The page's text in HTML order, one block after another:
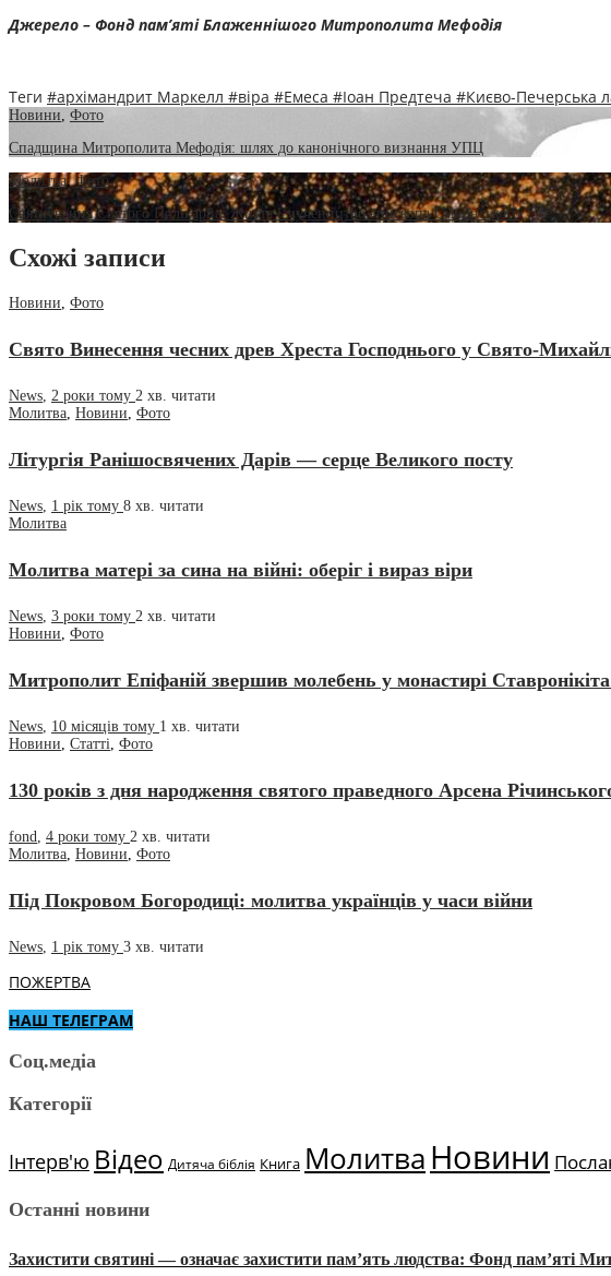
Джерело – Фонд пам’яті Блаженнішого Митрополита Мефодія
Теги #архімандрит Маркелл #віра #Емеса #Іоан Предтеча #Києво-Печерська
Новини Фото
Спадщина Митрополита Мефодія: шлях до канонічного визнання УПЦ
Молитва,Фото
Святкування Святого Полікарпа: Життя і мучеництво єпископа Смирнського
Схожі записи
Новини, Фото
Свято Винесення чесних древ Хреста Господнього у Свято-
News, 2 роки тому 2 хв. читати
Молитва, Новини, Фото
Літургія Ранішосвячених Дарів — серце Великого посту
News, 1 рік тому 8 хв. читати
Молитва
Молитва матері за сина на війні: оберіг і вираз віри
News, 3 роки тому 2 хв. читати
Новини, Фото
Митрополит Епіфаній звершив молебень у монастирі
News 10 місяців тому 1 хв. читати
Новини Статті Фото
130 років з дня народження святого праведного Арсена
fond 4 роки тому 2 хв. читати
Молитва Новини Фото
Під Покровом Богородиці: молитва українців у часи війни
News 1 рік тому 3 хв. читати
ПОЖЕРТВА
НАШ ТЕЛЕГРАМ
Соц.медіа
Категорії
Інтерв'ю Відео Дитяча біблія Книга МолитваНовини
Останні новини
Захистити святині — означає захистити пам’ять людства: Фонд пам’яті